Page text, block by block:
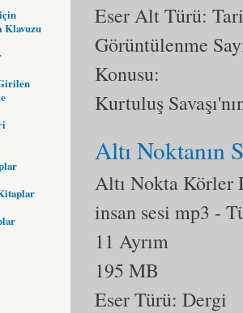
Klavuzu
Eser Alt Türü:
Görüntülenme
Konusu:
Kurtuluş
Altı Noktanın
Altı Nokta Körler
insan sesi mp3 -
11 Ayrım
195 MB
Eser Türü: Dergi